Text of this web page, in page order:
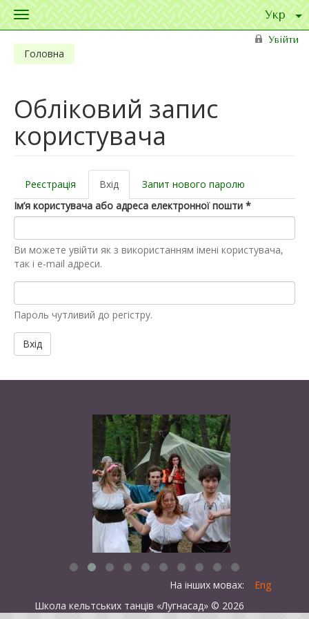
Toggle
Увійти
Головна
Обліковий запис
користувача
Первинні вкладки
Реєстрація Вхід (активна
вкладка)
Запит нового паролю
Ім’я користувача або адреса електронної пошти *
Ви можете увійти як з використанням імені користувача,
так і e-mail адреси.
Пароль чутливий до регістру.
Вхід
На інших мовах:
Eng
Школа кельтських танців «Лугнасад» © 2026